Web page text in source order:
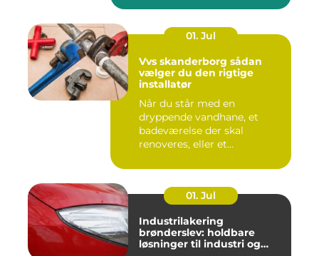
01. Jul
Vvs skanderborg sådan
vælger du den rigtige
installatør
Når du står med en
dryppende vandhane, et
badeværelse der skal
renoveres, eller et
01. Jul
Industrilakering
brønderslev: holdbare
løsninger til industri og